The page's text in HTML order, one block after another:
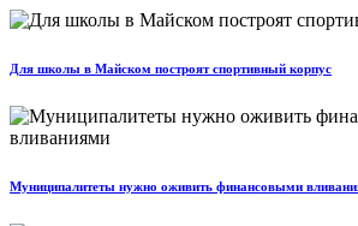
Для школы в Майском построят спортивный корпус
Муниципалитеты нужно оживить финансовыми